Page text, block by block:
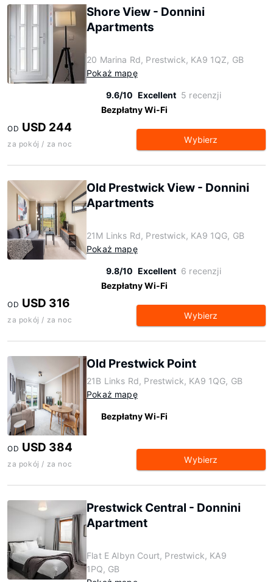
Shore View - Donnini
Apartments
20 Marina Rd, Prestwick, KA9 1QZ, GB
Pokaż mapę
9.6/10 Excellent 5 recenzji
Bezpłatny Wi-Fi
OD USD 244
za pokój / za noc Wybierz
Old Prestwick View - Donnini
Apartments
21M Links Rd, Prestwick, KA9 1QG, GB
Pokaż mapę
9.8/10 Excellent 6 recenzji
Bezpłatny Wi-Fi
OD USD 316
za pokój / za noc Wybierz
Old Prestwick Point
21B Links Rd, Prestwick, KA9 1QG, GB
Pokaż mapę
Bezpłatny Wi-Fi
OD USD 384
za pokój / za noc Wybierz
Prestwick Central - Donnini
Apartment
Flat E Albyn Court, Prestwick, KA9
1PQ, GB